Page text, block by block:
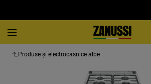
Produse și electrocasnice albe